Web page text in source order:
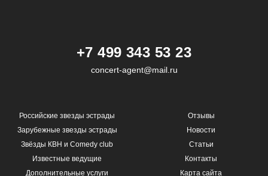
+7 499 343 53 23
concert-agent@mail.ru
Российские звезды эстрады
Зарубежные звезды эстрады
Звёзды КВН и Comedy club
Известные ведущие
Дополнительные услуги
Отзывы
Новости
Статьи
Контакты
Карта сайта